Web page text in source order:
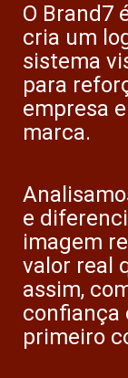
O Brand7
cria um
sistema
para
empresa
marca.
e
imagem
valor real
assim,
confiança
primeiro